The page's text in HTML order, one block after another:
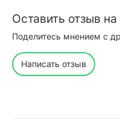
Оставить отзыв на
Поделитесь мнением с
Написать отзыв